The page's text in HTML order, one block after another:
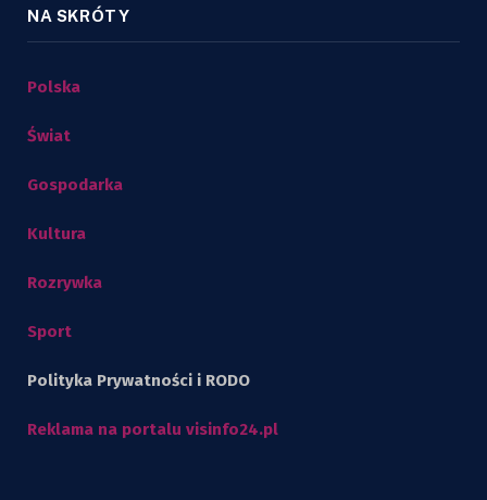
NA SKRÓTY
Polska
Świat
Gospodarka
Kultura
Rozrywka
Sport
Polityka Prywatności i RODO
Reklama na portalu visinfo24.pl